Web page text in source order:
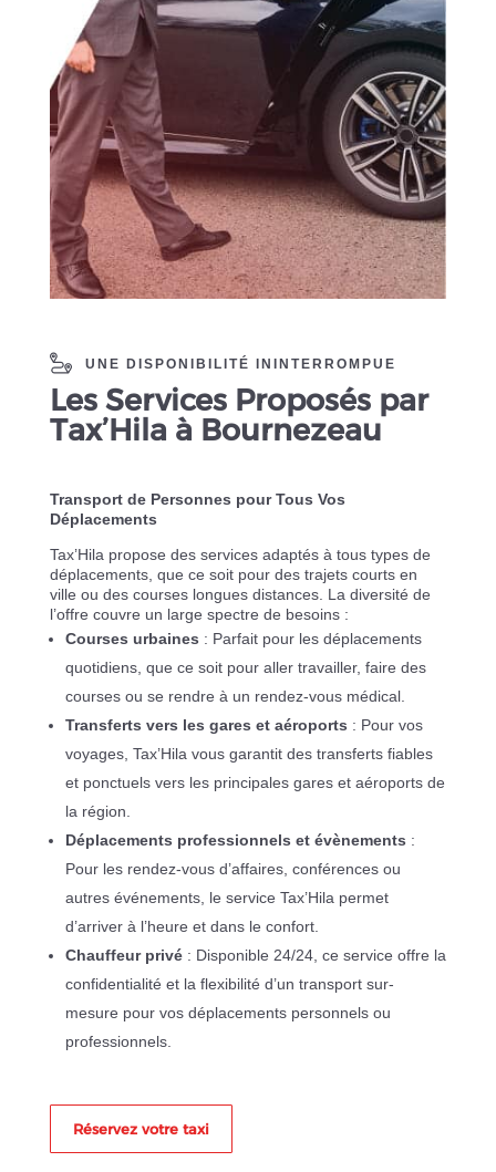
UNE DISPONIBILITÉ ININTERROMPUE
Les Services Proposés par
Tax’Hila à Bournezeau
Transport de Personnes pour Tous Vos
Déplacements
Tax’Hila propose des services adaptés à tous types de
déplacements, que ce soit pour des trajets courts en
ville ou des courses longues distances. La diversité de
l’offre couvre un large spectre de besoins :
Courses urbaines : Parfait pour les déplacements
quotidiens, que ce soit pour aller travailler, faire des
courses ou se rendre à un rendez-vous médical.
Transferts vers les gares et aéroports : Pour vos
voyages, Tax’Hila vous garantit des transferts fiables
et ponctuels vers les principales gares et aéroports de
la région.
Déplacements professionnels et évènements :
Pour les rendez-vous d’affaires, conférences ou
autres événements, le service Tax’Hila permet
d’arriver à l’heure et dans le confort.
Chauffeur privé: Disponible 24/24, ce service offre la
confidentialité et la flexibilité d’un transport sur-
mesure pour vos déplacements personnels ou
professionnels.
Réservez votre taxi